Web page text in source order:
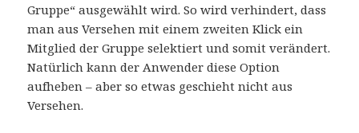
Gruppe“ ausgewählt wird. So wird verhindert, dass
man aus Versehen mit einem zweiten Klick ein
Mitglied der Gruppe selektiert und somit verändert.
Natürlich kann der Anwender diese Option
aufheben – aber so etwas geschieht nicht aus
Versehen.